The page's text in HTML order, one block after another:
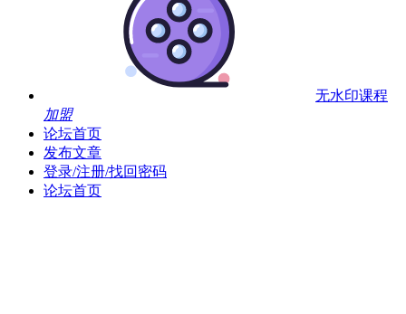
无水印课程
加盟
论坛首页
发布文章
登录/注册/找回密码
论坛首页